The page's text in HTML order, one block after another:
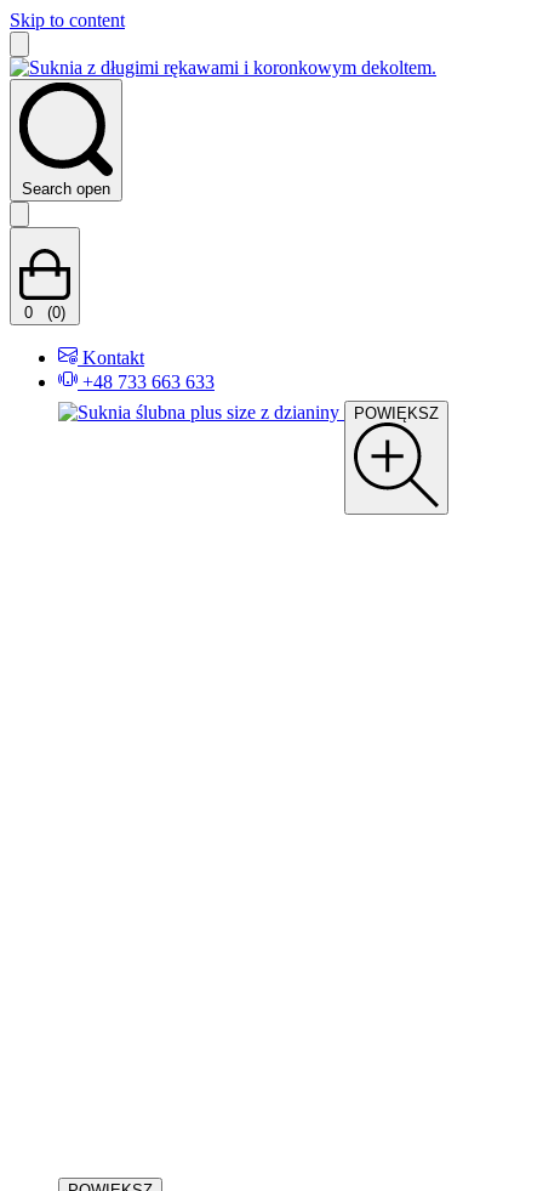
Skip to content
Search open
0 (0)
Kontakt
+48 733 663 633
POWIĘKSZ